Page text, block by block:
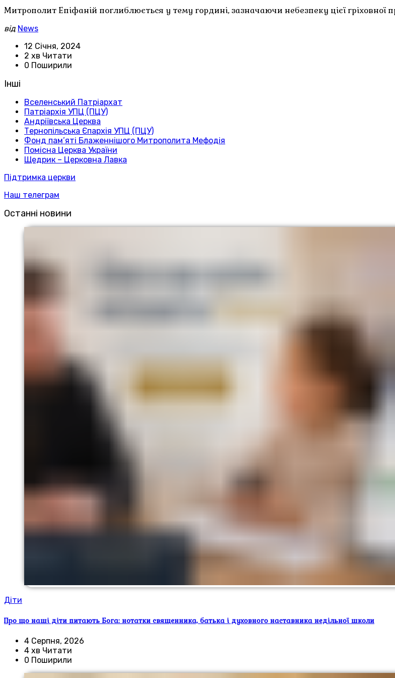
Митрополит Епіфаній поглиблюється у тему гордині, зазначаючи небезпеку цієї гріховної
від News
12 Січня, 2024
2 хв Читати
0 Поширили
Інші
Вселенський Патріархат
Патріархія УПЦ (ПЦУ)
Андріївська Церква
Тернопільська Єпархія УПЦ (ПЦУ)
Фонд пам’яті Блаженнішого Митрополита Мефодія
Помісна Церква України
Щедрик – Церковна Лавка
Підтримка церкви
Наш телеграм
Останні новини
Діти
Про що наші діти питають Бога: нотатки священника, батька і духовного наставника недільної школи
4 Серпня, 2026
4 хв Читати
0 Поширили